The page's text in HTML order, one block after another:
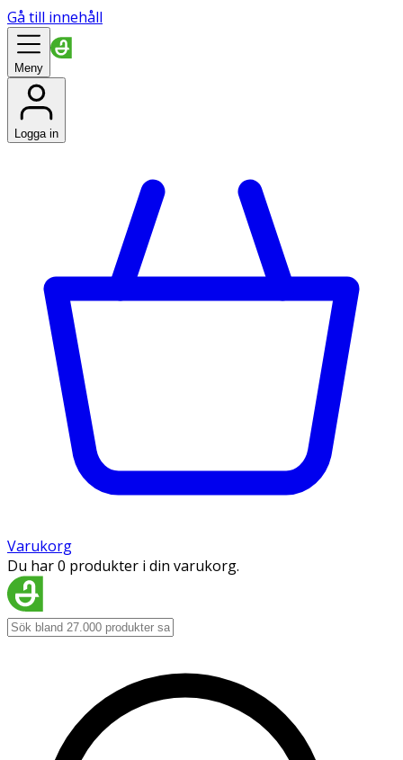
Gå till innehåll
Meny
Logga in
Varukorg
Du har 0 produkter i din varukorg.